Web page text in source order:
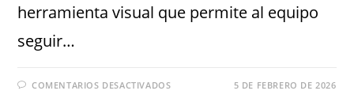
herramienta visual que permite al equipo
seguir…
COMENTARIOS DESACTIVADOS 5 DE FEBRERO DE 2026